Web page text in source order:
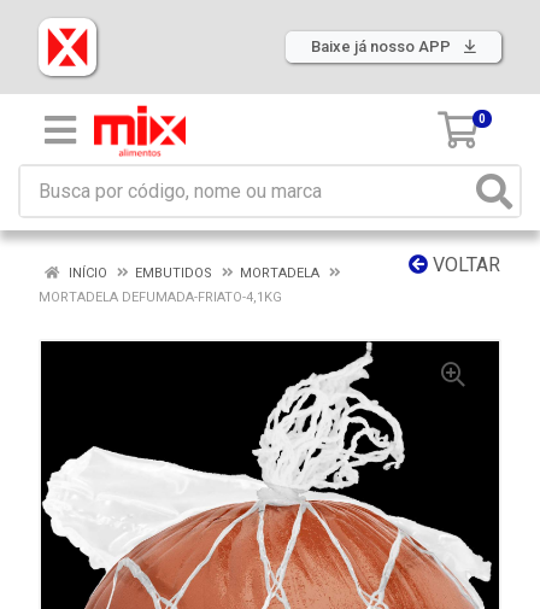
Baixe já nosso APP
0
VOLTAR
INÍCIO EMBUTIDOS
MORTADELA
MORTADELA DEFUMADA-FRIATO-4,1KG